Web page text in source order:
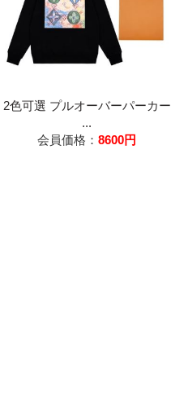
2色可選 プルオーバーパーカー
...
会員価格： 8600円